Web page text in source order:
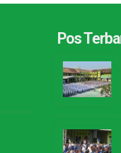
Pos